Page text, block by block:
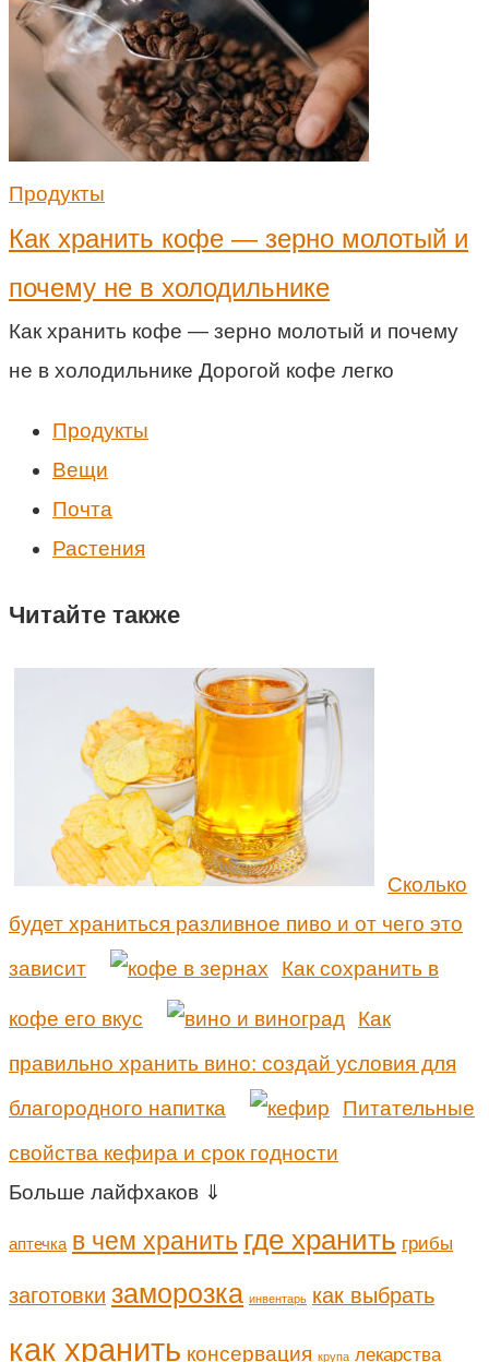
Продукты
Как хранить кофе — зерно молотый и
почему не в холодильнике
Как хранить кофе — зерно молотый и почему
не в холодильнике Дорогой кофе легко
Продукты
Вещи
Почта
Растения
Читайте также
Сколько
будет храниться разливное пиво и от чего это
зависит
Как сохранить в
кофе его вкус
Как
правильно хранить вино: создай условия для
благородного напитка
Питательные
свойства кефира и срок годности
Больше лайфхаков ⇓
аптечка в чем хранить где хранить грибы
заготовки заморозка инвентарь как выбрать
как хранить консервация крупа лекарства